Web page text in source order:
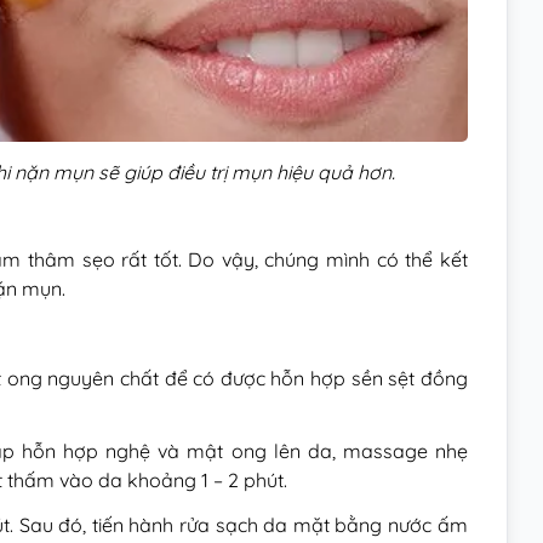
mụn sẽ giúp điều trị mụn hiệu quả hơn.
thâm sẹo rất tốt. Do vậy, chúng mình có thể kết
mụn.
nguyên chất để có được hỗn hợp sền sệt đồng
hỗn hợp nghệ và mật ong lên da, massage nhẹ
vào da khoảng 1 – 2 phút.
Sau đó, tiến hành rửa sạch da mặt bằng nước ấm